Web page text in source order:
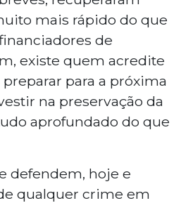
mais rápido do que
de
existe quem acredite
para a próxima
na preservação da
aprofundado do que
defendem, hoje e
qualquer crime em